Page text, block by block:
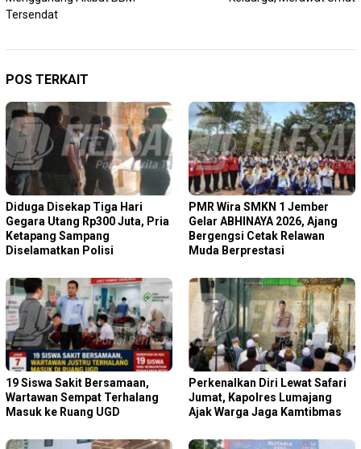
Tersendat
POS TERKAIT
Diduga Disekap Tiga Hari
Gegara Utang Rp300 Juta, Pria
Ketapang Sampang
Diselamatkan Polisi
PMR Wira SMKN 1 Jember
Gelar ABHINAYA 2026, Ajang
Bergengsi Cetak Relawan
Muda Berprestasi
19 Siswa Sakit Bersamaan,
Wartawan Sempat Terhalang
Masuk ke Ruang UGD
Perkenalkan Diri Lewat Safari
Jumat, Kapolres Lumajang
Ajak Warga Jaga Kamtibmas